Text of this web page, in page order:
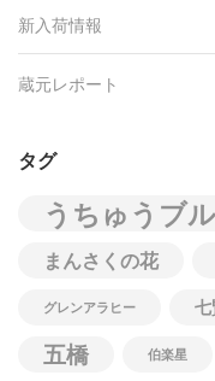
新入荷情報
蔵元レポート
タグ
うちゅうブ
まんさくの花
グレンアラヒー 七
五橋
伯楽星